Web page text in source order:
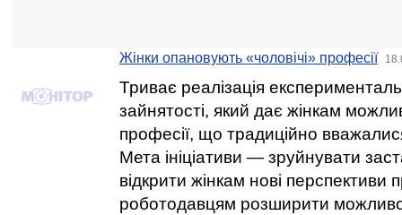
Жінки опановують «чоловічі» професії
Триває реалізація
зайнятості, який дає жінкам
професії, що традиційно
Мета ініціативи — зруйнувати
відкрити жінкам нові
роботодавцям розширити